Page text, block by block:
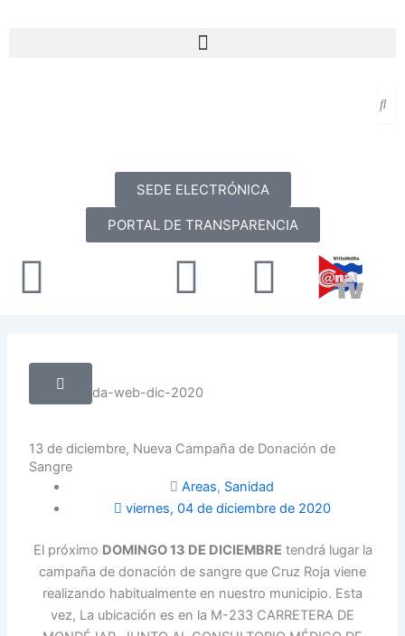
Menu
SEDE ELECTRÓNICA
PORTAL DE TRANSPARENCIA
FacebookYoutube
13 de diciembre, Nueva Campaña de Donación de
Sangre
Areas, Sanidad
viernes, 04 de diciembre de 2020
El próximo DOMINGO 13 DE DICIEMBRE tendrá lugar la
campaña de donación de sangre que Cruz Roja viene
realizando habitualmente en nuestro municipio. Esta
vez, La ubicación es en la M-233 CARRETERA DE